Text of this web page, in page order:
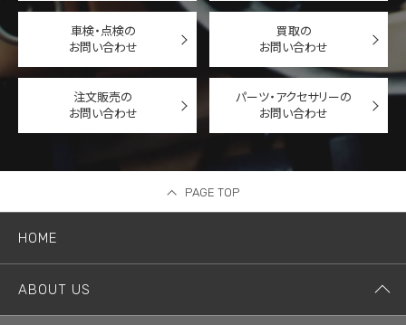
車検・点検の
お問い合わせ
買取の
お問い合わせ
注文販売の
お問い合わせ
パーツ・アクセサリーの
お問い合わせ
PAGE TOP
HOME
ABOUT US